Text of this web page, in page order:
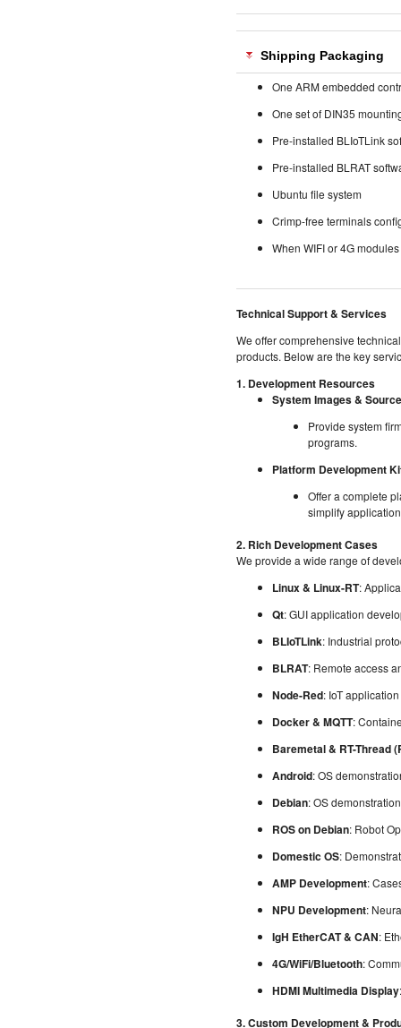
Shipping Packaging
One ARM embedded
One set of DIN35
Pre-installed BLIoTLink
Pre-installed BLRAT
Ubuntu file system
Crimp-free terminals
When WIFI or 4G
Technical Support & Services
We offer comprehensive
products. Below are the key
1. Development Resources
System Images &
Provide system
programs.
Platform Development
Offer a complete
simplify
2. Rich Development Cases
We provide a wide range of
Linux & Linux-RT:
Qt: GUI application
BLIoTLink: Industrial
BLRAT: Remote access
Node-Red: IoT
Docker & MQTT:
Baremetal & RT-Thread
Android: OS
Debian: OS
ROS on Debian: Robot
Domestic OS:
AMP Development:
NPU Development:
IgH EtherCAT & CAN:
4G/WiFi/Bluetooth:
HDMI Multimedia Display
3. Custom Development &